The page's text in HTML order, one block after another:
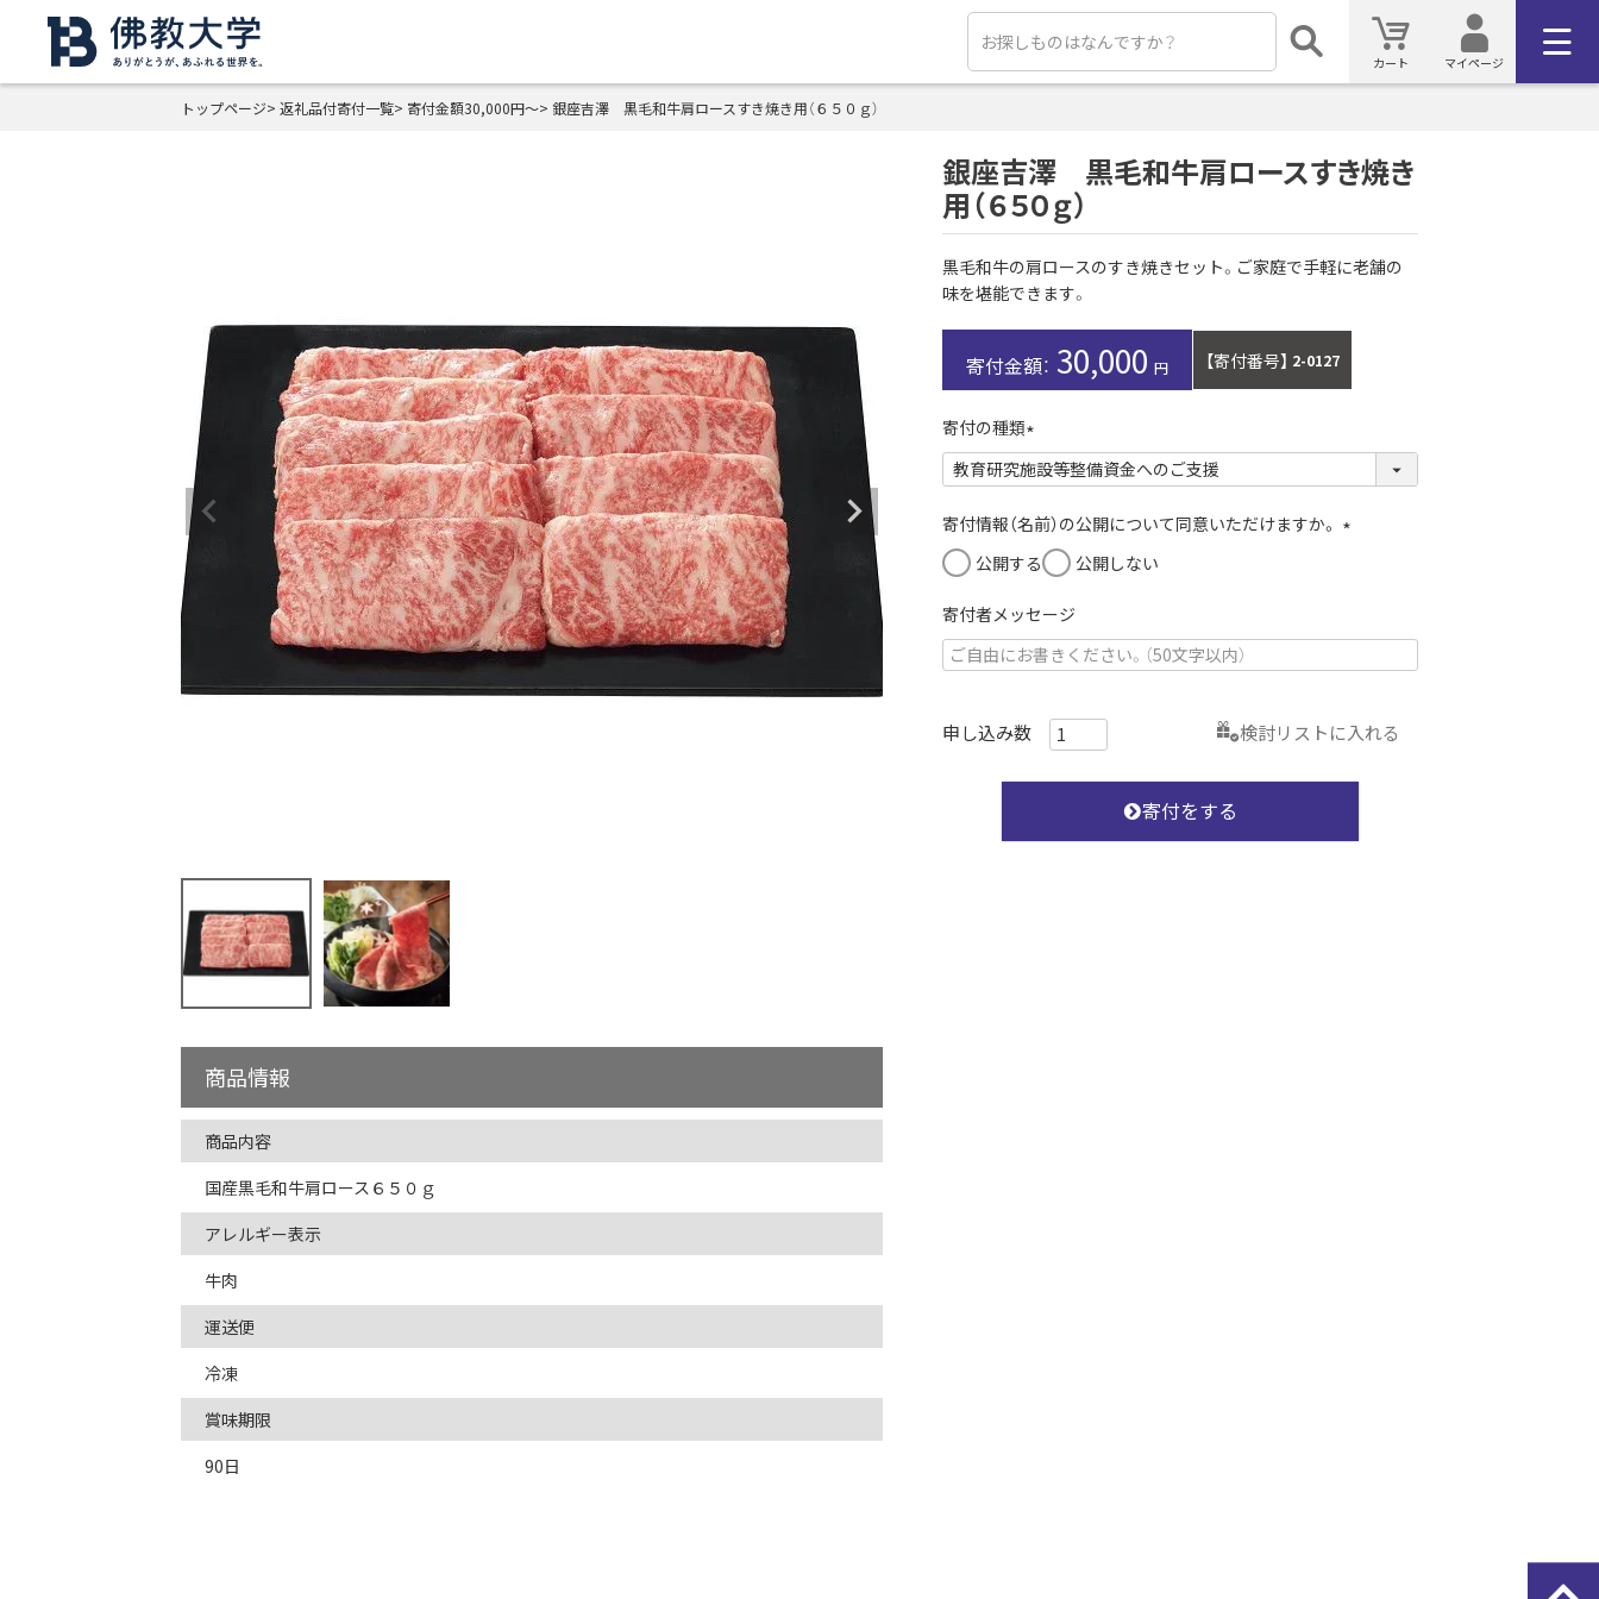
カート マイページ
トップページ 返礼品付寄付一覧 寄付金額30,000円～ 銀座吉澤 黒毛和牛肩ロースすき焼き用（６５０ｇ）
銀座吉澤 黒毛和牛肩ロースすき焼き
用（６５０ｇ）
黒毛和牛の肩ロースのすき焼きセット。ご家庭で手軽に老舗の
味を堪能できます。
30,000 【寄付番号】 2-0127
寄付の種類
(
必
須
寄付情報（名前）の公開について同意いただけますか。
)
公開する 公開しない
寄付者メッセージ
検討リストに入れる
寄付をする
商品情報
商品内容
国産黒毛和牛肩ロース６５０ｇ
アレルギー表示
牛肉
運送便
冷凍
賞味期限
90日